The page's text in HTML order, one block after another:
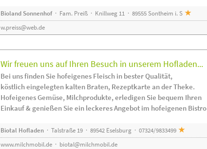
Bioland Sonnenhof· Fam. Preiß · Knillweg 11 · 89555 Sontheim i. S
w.preiss@web.de
Wir freuen uns auf Ihren Besuch in unserem Hofladen...
Bei uns finden Sie hofeigenes Fleisch in bester Qualität,
köstlich eingelegten kalten Braten, Rezeptkarte an der Theke.
Hofeigenes Gemüse, Milchprodukte, erledigen Sie bequem Ihren
Einkauf & genießen Sie ein leckeres Angebot im hofeigenen Bistro
Biotal Hofladen· Talstraße 19 · 89542 Eselsburg · 07324/9833499
www.milchmobil.de· biotal@milchmobil.de